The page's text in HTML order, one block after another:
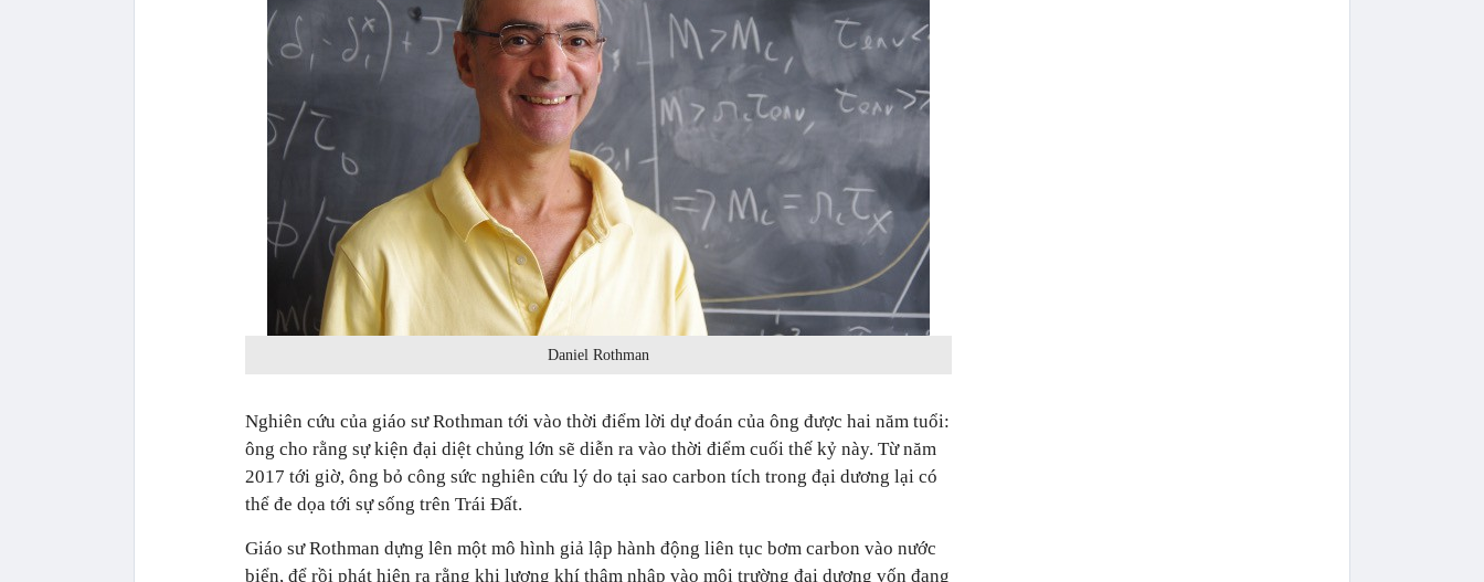
Daniel Rothman
Nghiên cứu của giáo sư Rothman tới vào thời điểm lời dự đoán của ông được hai năm tuổi:
ông cho rằng sự kiện đại diệt chủng lớn sẽ diễn ra vào thời điểm cuối thế kỷ này. Từ năm
2017 tới giờ, ông bỏ công sức nghiên cứu lý do tại sao carbon tích trong đại dương lại có
thể đe dọa tới sự sống trên Trái Đất.
Giáo sư Rothman dựng lên một mô hình giả lập hành động liên tục bơm carbon vào nước
biển, để rồi phát hiện ra rằng khi lượng khí thâm nhập vào môi trường đại dương vốn đang